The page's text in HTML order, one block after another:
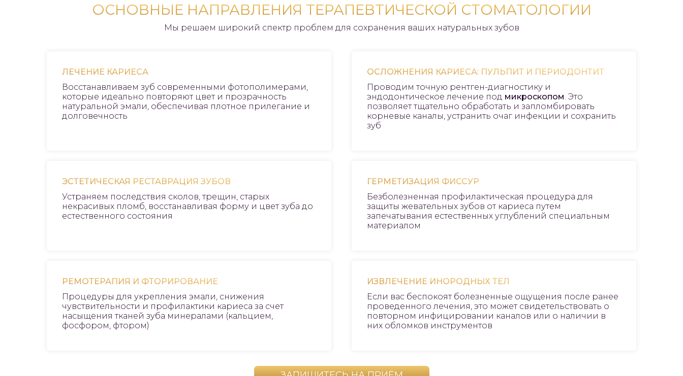
ОСНОВНЫЕ НАПРАВЛЕНИЯ ТЕРАПЕВТИЧЕСКОЙ СТОМАТОЛОГИИ
Мы решаем широкий спектр проблем для сохранения ваших натуральных зубов
ЛЕЧЕНИЕ КАРИЕСА
Восстанавливаем зуб современными фотополимерами,
которые идеально повторяют цвет и прозрачность
натуральной эмали, обеспечивая плотное прилегание и
долговечность
ОСЛОЖНЕНИЯ КАРИЕСА: ПУЛЬПИТ И ПЕРИОДОНТИТ
Проводим точную рентген-диагностику и
эндодонтическое лечение под микроскопом. Это
позволяет тщательно обработать и запломбировать
корневые каналы, устранить очаг инфекции и сохранить
зуб
ЭСТЕТИЧЕСКАЯ РЕСТАВРАЦИЯ ЗУБОВ
Устраняем последствия сколов, трещин, старых
некрасивых пломб, восстанавливая форму и цвет зуба до
естественного состояния
ГЕРМЕТИЗАЦИЯ ФИССУР
Безболезненная профилактическая процедура для
защиты жевательных зубов от кариеса путем
запечатывания естественных углублений специальным
материалом
РЕМОТЕРАПИЯ И ФТОРИРОВАНИЕ
Процедуры для укрепления эмали, снижения
чувствительности и профилактики кариеса за счет
насыщения тканей зуба минералами (кальцием,
фосфором, фтором)
ИЗВЛЕЧЕНИЕ ИНОРОДНЫХ ТЕЛ
Если вас беспокоят болезненные ощущения после ранее
проведенного лечения, это может свидетельствовать о
повторном инфицировании каналов или о наличии в
них обломков инструментов